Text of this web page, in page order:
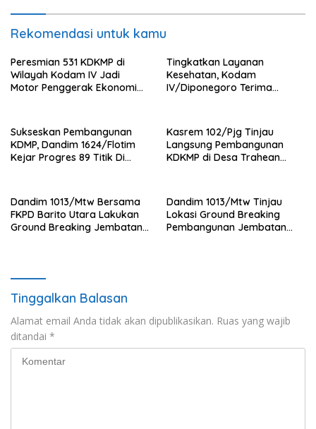
Rekomendasi untuk kamu
Peresmian 531 KDKMP di
Wilayah Kodam IV Jadi
Motor Penggerak Ekonomi
Tingkatkan Layanan
Kesehatan, Kodam
IV/Diponegoro Terima
Sukseskan Pembangunan
KDMP, Dandim 1624/Flotim
Kejar Progres 89 Titik Di
Kasrem 102/Pjg Tinjau
Langsung Pembangunan
KDKMP di Desa Trahean
Dandim 1013/Mtw Bersama
FKPD Barito Utara Lakukan
Ground Breaking Jembatan
Dandim 1013/Mtw Tinjau
Lokasi Ground Breaking
Pembangunan Jembatan
Tinggalkan Balasan
Alamat email Anda tidak akan dipublikasikan. Ruas yang wajib
ditandai *